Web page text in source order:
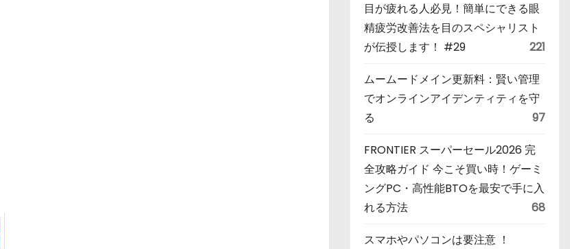
目が疲れる人必見！簡単にできる眼
精疲労改善法を目のスペシャリスト
が伝授します！ #29
221
ムームードメイン更新料：賢い管理
でオンラインアイデンティティを守
る
97
FRONTIER スーパーセール2026 完
全攻略ガイド 今こそ買い時！ゲーミ
ングPC・高性能BTOを最安で手に入
れる方法
68
スマホやパソコンは要注意 ！